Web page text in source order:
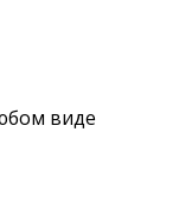
виде